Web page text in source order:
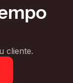
cliente.